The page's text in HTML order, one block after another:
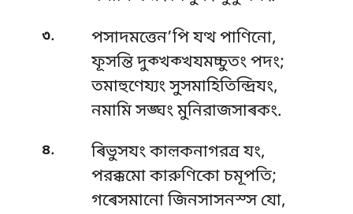
৩.
পসাদমত্তেন’পি যত্থ পাণিনো,
ফূসন্তি দুক্খক্খযমচ্চুতং পদং;
তমাহুণেয্যং সুসমাহিতিন্দ্রিযং,
নমামি সঙ্ঘং মুনিরাজসাৰকং.
৪.
ৰিভুসযং কাল়কনাগরন্ৰ যং,
পরক্কমো কারুণিকো চমূপতি;
গৰেসমানো জিনসাসনস্স যো,